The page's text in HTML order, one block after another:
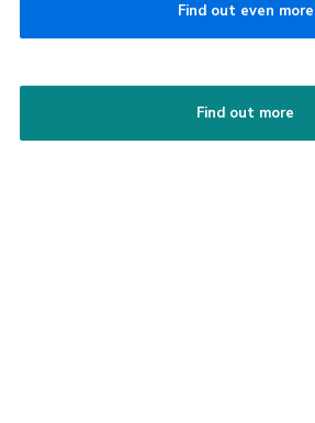
Find out even more
Find out more